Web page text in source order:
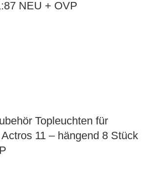
NEU + OVP
Topleuchten für
11 – hängend 8 Stück